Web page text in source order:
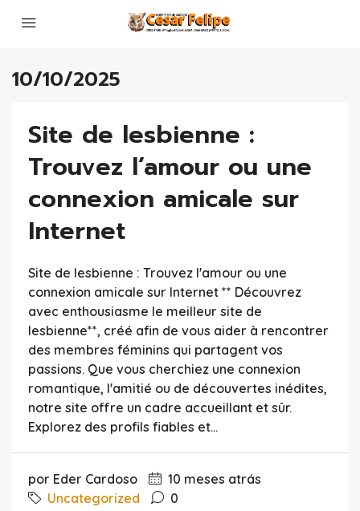
10/10/2025
Site de lesbienne :
Trouvez l’amour ou une
connexion amicale sur
Internet
Site de lesbienne : Trouvez l'amour ou une
connexion amicale sur Internet ** Découvrez
avec enthousiasme le meilleur site de
lesbienne**, créé afin de vous aider à rencontrer
des membres féminins qui partagent vos
passions. Que vous cherchiez une connexion
romantique, l'amitié ou de découvertes inédites,
notre site offre un cadre accueillant et sûr.
Explorez des profils fiables et...
por Eder Cardoso
10 meses atrás
Uncategorized
0